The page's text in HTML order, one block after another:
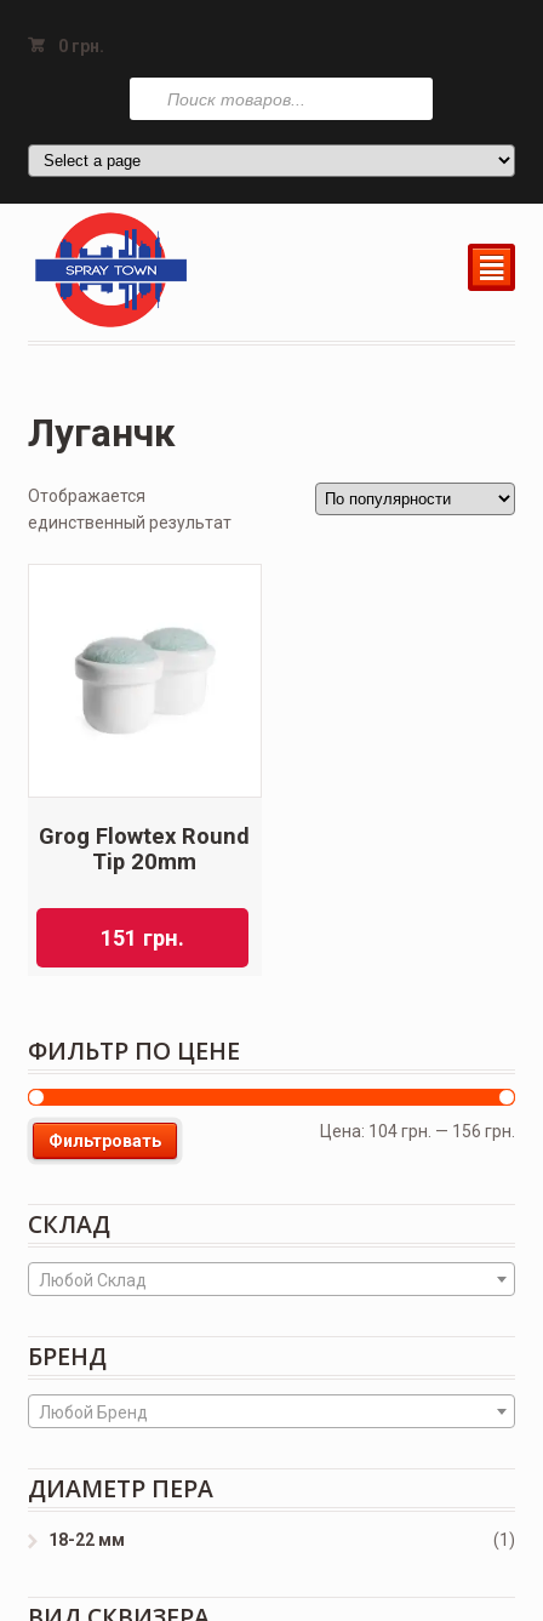
0 грн.
Поиск
товаров
²
Луганчк
Отображается
единственный результат
Grog Flowtex Round
Tip 20mm
151 грн.
ФИЛЬТР ПО ЦЕНЕ
Фильтровать
Цена: 104 грн. — 156 грн.
СКЛАД
Любой Склад
БРЕНД
Любой Бренд
ДИАМЕТР ПЕРА
18-22 мм (1)